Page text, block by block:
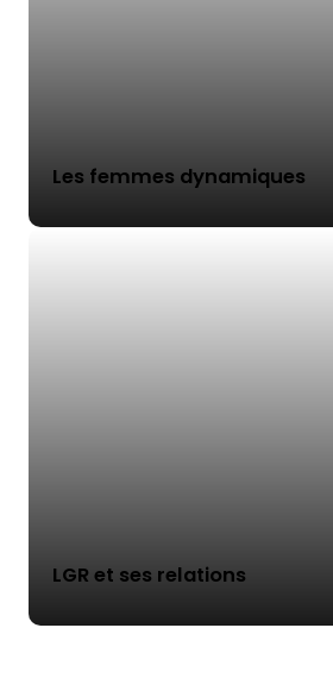
Les femmes dynamiques
LGR et ses relations